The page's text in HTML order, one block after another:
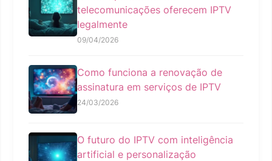
telecomunicações oferecem IPTV
legalmente
09/04/2026
Como funciona a renovação de
assinatura em serviços de IPTV
24/03/2026
O futuro do IPTV com inteligência
artificial e personalização